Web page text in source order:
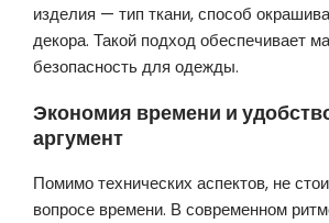
изделия — тип ткани, способ
декора. Такой подход обеспечивает
безопасность для одежды.
Экономия времени и
аргумент
Помимо технических аспектов, не
вопросе времени. В современном